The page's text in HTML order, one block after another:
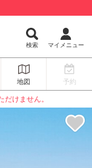
検索 マイメニュー
地図 予約
けません。